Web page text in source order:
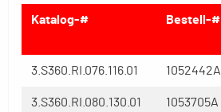
Katalog-# Bestell-#
3.S360.RI.076.116.01 1052442A
3.S360.RI.080.130.01 1053705A